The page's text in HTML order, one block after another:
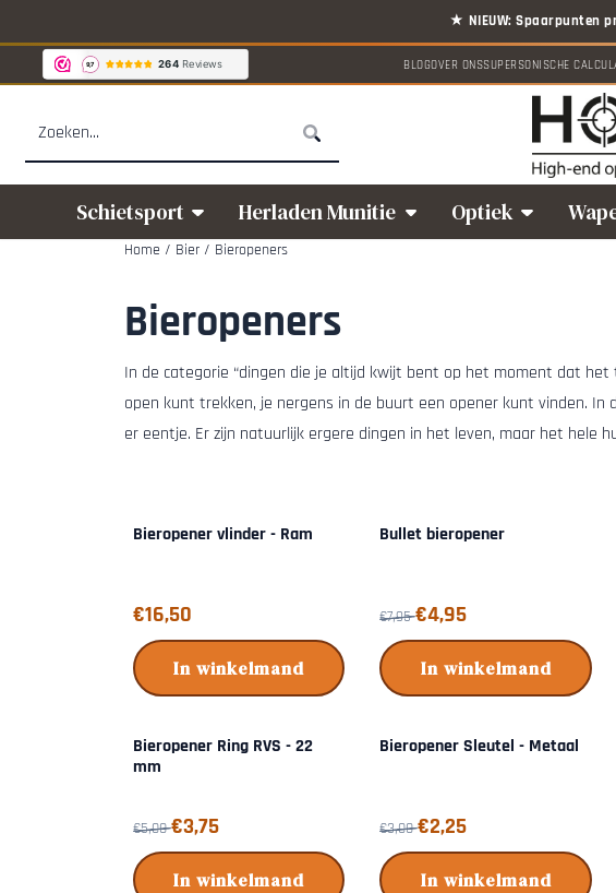
Cookievoorkeuren zijn beschikbaar. Kies instellingen of sta alle cookies toe.
BLOGOVER ONSSUPERSONISCHE
Schietsport Herladen Munitie Optiek
Home / Bier / Bieropeners
Bieropeners
In de categorie “dingen die je altijd kwijt bent op het moment dat
open kunt trekken, je nergens in de buurt een opener kunt vinden.
er eentje. Er zijn natuurlijk ergere dingen in het leven, maar het hele
Bieropener vlinder - Ram
Prijs: 16,50
€16,50
In winkelmand
Bullet bieropener
Van 7,95 voor 4,95
€7,95€4,95
In winkelmand
Bieropener Ring RVS - 22
mm
Van 5,00 voor 3,75
€5,00€3,75
In winkelmand
Bieropener Sleutel - Metaal
Van 3,00 voor 2,25
€3,00€2,25
In winkelmand